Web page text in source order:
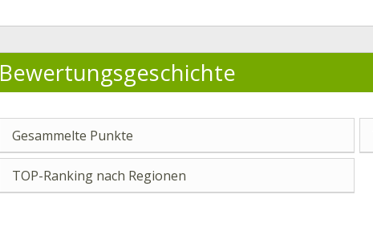
Bewertungsgeschichte
Gesammelte Punkte
TOP-Ranking nach Regionen